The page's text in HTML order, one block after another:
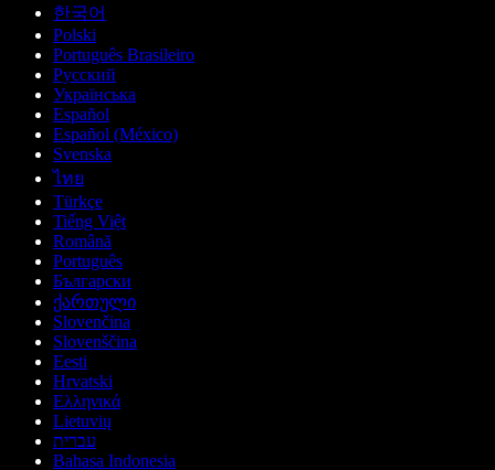
한국어
Polski
Português Brasileiro
Русский
Українська
Español
Español (México)
Svenska
ไทย
Türkçe
Tiếng Việt
Română
Português
Български
ქართული
Slovenčina
Slovenščina
Eesti
Hrvatski
Ελληνικά
Lietuvių
עברית
Bahasa Indonesia